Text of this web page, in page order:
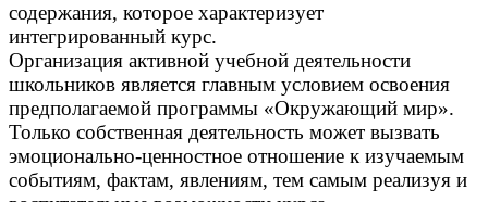
содержания, которое характеризует
интегрированный курс.
Организация активной учебной деятельности
школьников является главным условием освоения
предполагаемой программы «Окружающий мир».
Только собственная деятельность может вызвать
эмоционально-ценностное отношение к изучаемым
событиям, фактам, явлениям, тем самым реализуя и